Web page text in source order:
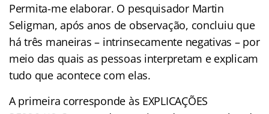
Permita-me elaborar. O pesquisador Martin
Seligman, após anos de observação, concluiu que
há três maneiras – intrinsecamente negativas – por
meio das quais as pessoas interpretam e explicam
tudo que acontece com elas.
A primeira corresponde às EXPLICAÇÕES